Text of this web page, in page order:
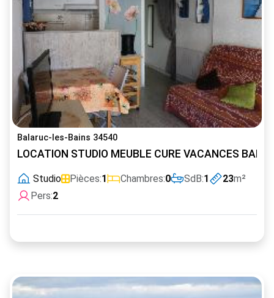
Balaruc-les-Bains 34540
LOCATION STUDIO MEUBLE CURE VACANCES
Studio Pièces:1 Chambres:0 SdB:1 23m²
Pers:2